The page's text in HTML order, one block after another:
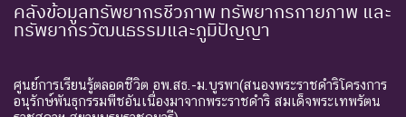
คลังข้อมูลทรัพยากรชีวภาพ ทรัพยากรกายภาพ และ
ทรัพยากรวัฒนธรรมและภูมิปัญญา
ศูนย์การเรียนรู้ตลอดชีวิต อพ.สธ.-ม.บูรพา(สนองพระราชดำริโครงการ
อนุรักษ์พันธุกรรมพืชอันเนื่องมาจากพระราชดำริ สมเด็จพระเทพรัตน